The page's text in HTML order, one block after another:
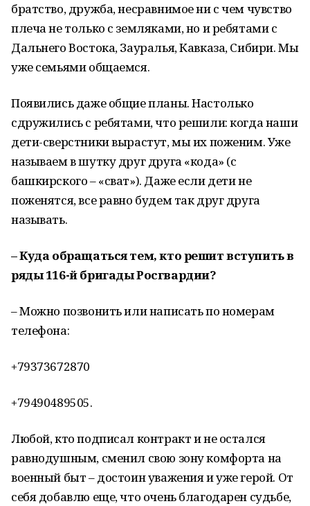
братство, дружба, несравнимое ни с чем чувство
плеча не только с земляками, но и ребятами с
Дальнего Востока, Зауралья, Кавказа, Сибири. Мы
уже семьями общаемся.
Появились даже общие планы. Настолько
сдружились с ребятами, что решили: когда наши
дети-сверстники вырастут, мы их поженим. Уже
называем в шутку друг друга «кода» (с
башкирского – «сват»). Даже если дети не
поженятся, все равно будем так друг друга
называть.
– Куда обращаться тем, кто решит вступить в
ряды 116-й бригады Росгвардии?
– Можно позвонить или написать по номерам
телефона:
+79373672870
+79490489505.
Любой, кто подписал контракт и не остался
равнодушным, сменил свою зону комфорта на
военный быт – достоин уважения и уже герой. От
себя добавлю еще, что очень благодарен судьбе,